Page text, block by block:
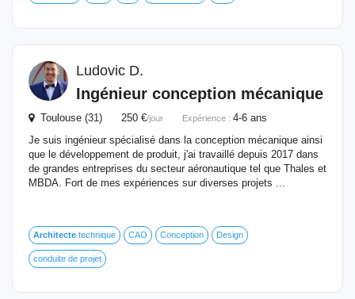
Ludovic D.
Ingénieur conception mécanique
Toulouse (31) 250 €/jour Expérience : 4-6 ans
Je suis ingénieur spécialisé dans la conception mécanique ainsi
que le développement de produit, j'ai travaillé depuis 2017 dans
de grandes entreprises du secteur aéronautique tel que Thales et
MBDA. Fort de mes expériences sur diverses projets ...
Architecte technique CAO Conception Design
conduite de projet